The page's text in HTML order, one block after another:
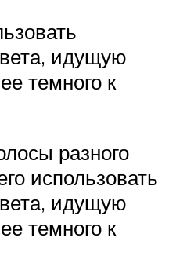
идущую
темного к
разного
использовать
идущую
темного к